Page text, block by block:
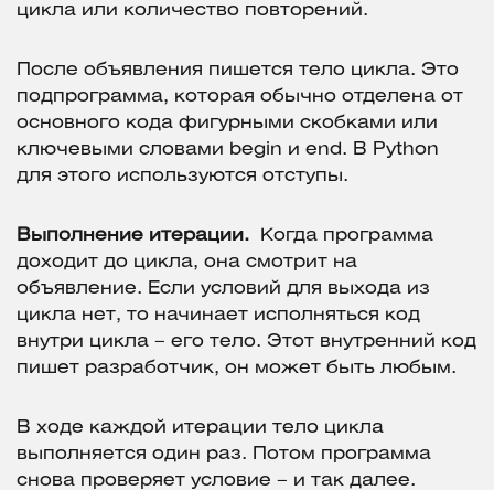
цикла или количество повторений.
После объявления пишется тело цикла. Это
подпрограмма, которая обычно отделена от
основного кода фигурными скобками или
ключевыми словами begin и end. В Python
для этого используются отступы.
Выполнение итерации.
Когда программа
доходит до цикла, она смотрит на
объявление. Если условий для выхода из
цикла нет, то начинает исполняться код
внутри цикла – его тело. Этот внутренний код
пишет разработчик, он может быть любым.
В ходе каждой итерации тело цикла
выполняется один раз. Потом программа
снова проверяет условие – и так далее.